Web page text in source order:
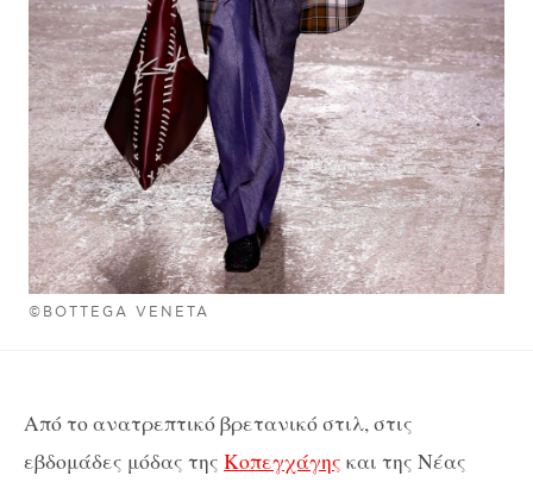
©BOTTEGA VENETA
Από το ανατρεπτικό βρετανικό στιλ, στις
εβδομάδες μόδας της Κοπεγχάγης και της Νέας